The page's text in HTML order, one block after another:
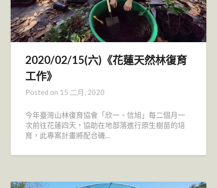
2020/02/15(六)《花蓮天然林復育
工作》
Posted on 15 二月, 2020
今年臺灣山林復育協會「欣一、信旭」每二個月一
次前往花蓮四天，協助在地部落進行原生樹苗的培
育，此專案計畫將配合磯…